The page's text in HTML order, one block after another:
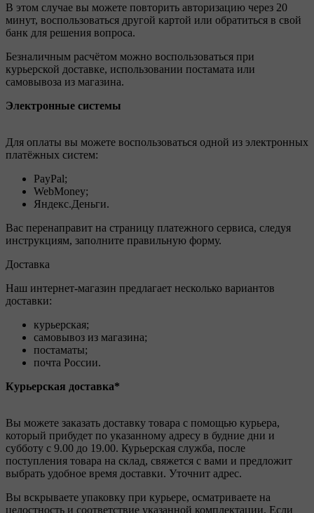
В этом случае вы можете повторить авторизацию через 20
минут, воспользоваться другой картой или обратиться в свой
банк для решения вопроса.
Безналичным расчётом можно воспользоваться при
курьерской доставке, использовании постамата или
самовывоза из магазина.
Электронные системы
Для оплаты вы можете воспользоваться одной из электронных
платёжных систем:
PayPal;
WebMoney;
Яндекс.Деньги.
Вас перенаправит на страницу платежного сервиса, следуя
инструкциям, заполните правильную форму.
Доставка
Наш интернет-магазин предлагает несколько вариантов
доставки:
курьерская;
самовывоз из магазина;
постаматы;
почта России.
Курьерская доставка*
Вы можете заказать доставку товара с помощью курьера,
который прибудет по указанному адресу в будние дни и
субботу с 9.00 до 19.00. Курьерская служба, после
поступления товара на склад, свяжется с вами и предложит
выбрать удобное время доставки. Уточнит адрес.
Вы вскрываете упаковку при курьере, осматриваете на
целостность и соответствие указанной комплектации. Если